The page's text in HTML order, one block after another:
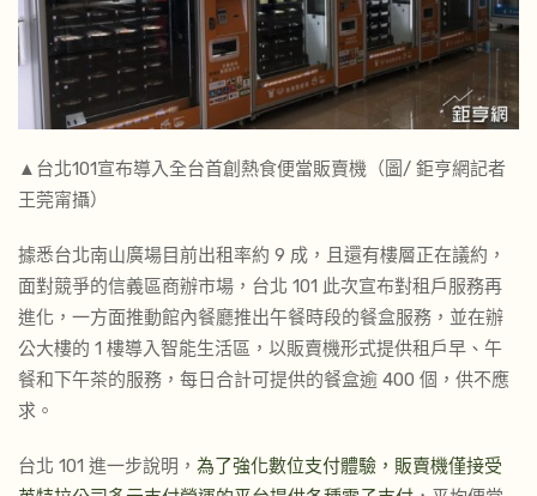
▲台北101宣布導入全台首創熱食便當販賣機（圖/ 鉅亨網記者
王莞甯攝）
據悉台北南山廣場目前出租率約 9 成，且還有樓層正在議約，
面對競爭的信義區商辦市場，台北 101 此次宣布對租戶服務再
進化，一方面推動館內餐廳推出午餐時段的餐盒服務，並在辦
公大樓的 1 樓導入智能生活區，以販賣機形式提供租戶早、午
餐和下午茶的服務，每日合計可提供的餐盒逾 400 個，供不應
求。
台北 101 進一步說明， 為了強化數位支付體驗，販賣機僅接受